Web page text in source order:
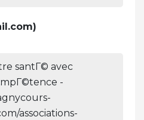
)
santГ© avec
-
associations-